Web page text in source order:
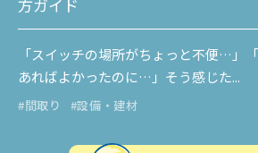
方ガイド
「スイッチの場所がちょっと不便…」
あればよかったのに…」そう感じた...
#間取り #設備・建材